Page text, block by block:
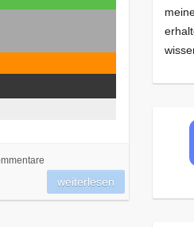
weiterlesen